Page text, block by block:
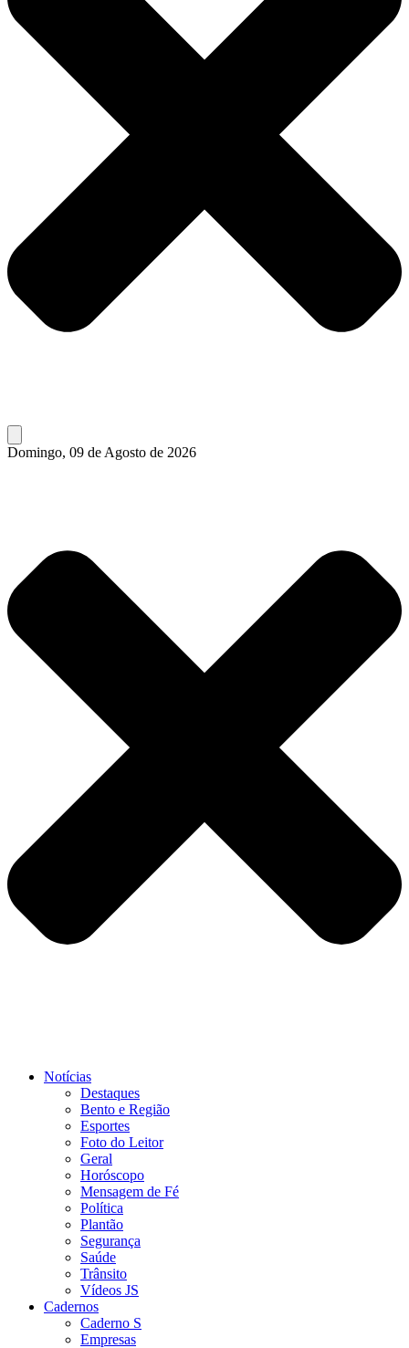
Domingo, 09 de Agosto de 2026
Notícias
Destaques
Bento e Região
Esportes
Foto do Leitor
Geral
Horóscopo
Mensagem de Fé
Política
Plantão
Segurança
Saúde
Trânsito
Vídeos JS
Cadernos
Caderno S
Empresas